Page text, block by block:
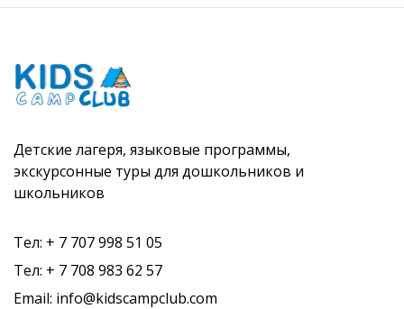
Детские лагеря, языковые программы,
экскурсонные туры для дошкольников и
школьников
Тел: + 7 707 998 51 05
Тел: + 7 708 983 62 57
Email: info@kidscampclub.com